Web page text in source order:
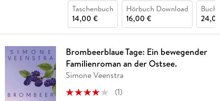
Taschenbuch
14,00 €
Hörbuch Download
16,00 €
Buch
Brombeerblaue Tage: Ein bewegender
Familienroman an der Ostsee.
Simone Veenstra
(1)